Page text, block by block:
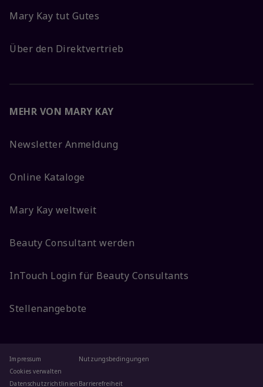
Mary Kay tut Gutes
Über den Direktvertrieb
MEHR VON MARY KAY
Newsletter Anmeldung
Online Kataloge
Mary Kay weltweit
Beauty Consultant werden
InTouch Login für Beauty Consultants
Stellenangebote
Impressum
Cookies verwalten
Datenschutzrichtlinien
Nutzungsbedingungen
Barrierefreiheit